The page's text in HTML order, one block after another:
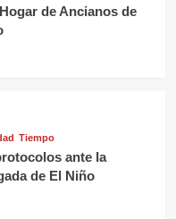
de Ancianos de
Tiempo
ante la
de El Niño